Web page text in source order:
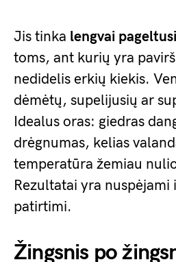
Jis tinka lengvai
toms, ant kurių yra
nedidelis erkių kiekis.
dėmėtų, supelijusių ar
Idealus oras: giedras
drėgnumas, kelias
temperatūra žemiau
Rezultatai yra
patirtimi.
Žingsnis po